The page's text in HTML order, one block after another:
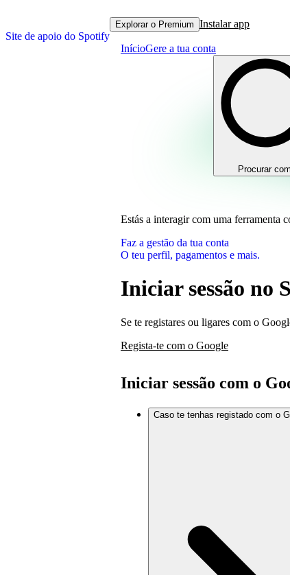
Site de apoio do Spotify
Explorar o Premium Instalar app
InícioGere a tua conta
Procurar
Estás a interagir com uma ferramenta
Faz a gestão da tua conta
O teu perfil, pagamentos e mais.
Iniciar sessão no
Se te registares ou ligares com o
Regista-te com o Google
Iniciar sessão com o
Caso te tenhas registado com o